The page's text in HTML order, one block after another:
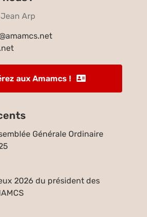
Arp
aux Amamcs !
Générale Ordinaire
2026 du président des